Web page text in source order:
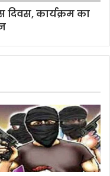
दिवस, कार्यक्रम का